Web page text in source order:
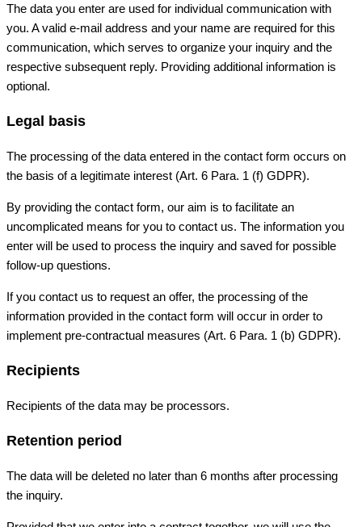
The data you enter are used for individual communication with
you. A valid e-mail address and your name are required for this
communication, which serves to organize your inquiry and the
respective subsequent reply. Providing additional information is
optional.
Legal basis
The processing of the data entered in the contact form occurs on
the basis of a legitimate interest (Art. 6 Para. 1 (f) GDPR).
By providing the contact form, our aim is to facilitate an
uncomplicated means for you to contact us. The information you
enter will be used to process the inquiry and saved for possible
follow-up questions.
If you contact us to request an offer, the processing of the
information provided in the contact form will occur in order to
implement pre-contractual measures (Art. 6 Para. 1 (b) GDPR).
Recipients
Recipients of the data may be processors.
Retention period
The data will be deleted no later than 6 months after processing
the inquiry.